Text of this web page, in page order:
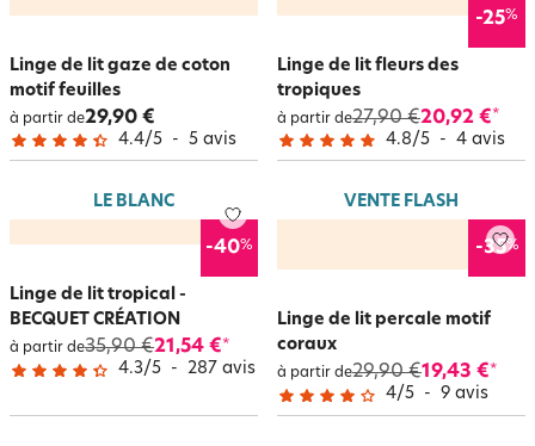
Linge de lit gaze de coton
motif feuilles
à partir de29,90 €
4.4/5 - 5 avis
-25%
Linge de lit fleurs des
tropiques
à partir de27,90 €20,92 €*
4.8/5 - 4 avis
LE BLANC
-40%
Linge de lit tropical -
BECQUET CRÉATION
à partir de35,90 €21,54 €*
4.3/5 - 287 avis
VENTE FLASH
-35%
Linge de lit percale motif
coraux
à partir de29,90 €19,43 €*
4/5 - 9 avis